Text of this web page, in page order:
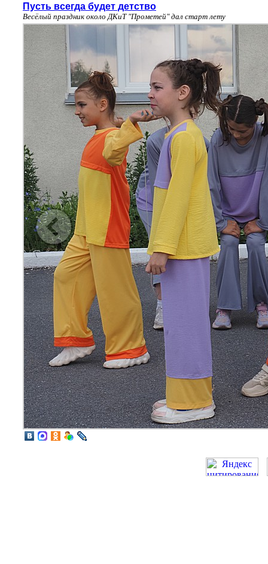
Пусть всегда будет детство
Весёлый праздник около ДКиТ "Прометей" дал старт лету